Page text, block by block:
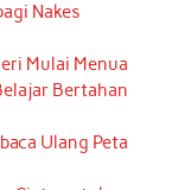
Nakes
Mulai Menua
Bertahan
Ulang Peta